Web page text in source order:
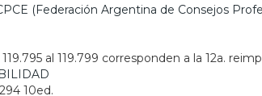
(Federación Argentina de Consejos
al 119.799 corresponden a la 12a.
10ed.